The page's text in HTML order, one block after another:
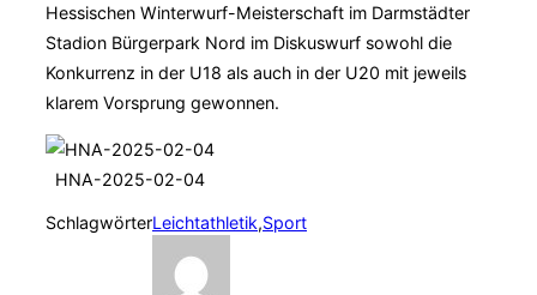
Hessischen Winterwurf-Meisterschaft im Darmstädter
Stadion Bürgerpark Nord im Diskuswurf sowohl die
Konkurrenz in der U18 als auch in der U20 mit jeweils
klarem Vorsprung gewonnen.
HNA-2025-02-04
SchlagwörterLeichtathletik,Sport